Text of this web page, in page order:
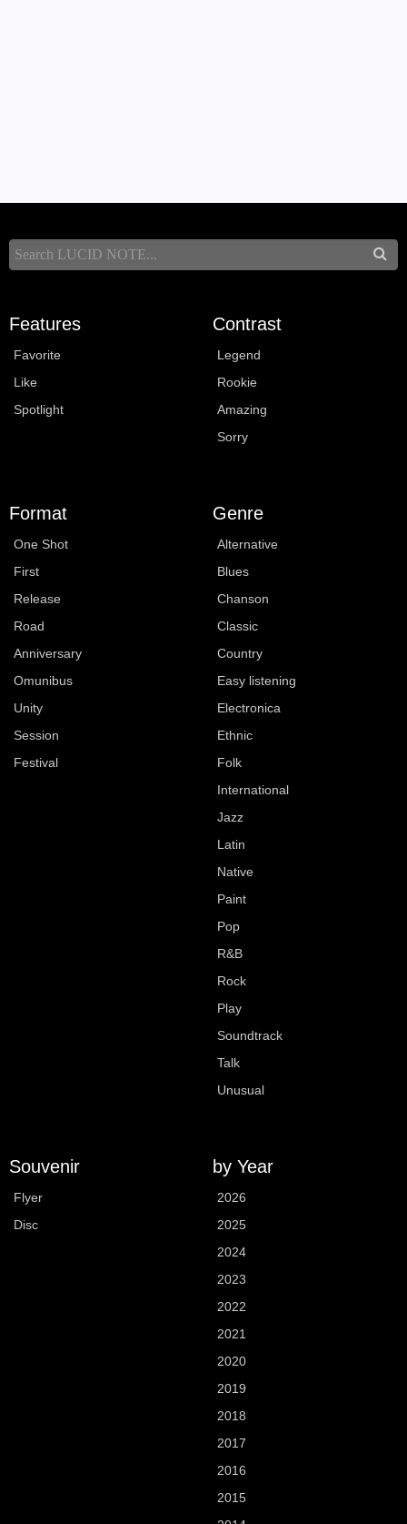
Features
Favorite
Like
Spotlight
Contrast
Legend
Rookie
Amazing
Sorry
Format
One Shot
First
Release
Road
Anniversary
Omunibus
Unity
Session
Festival
Genre
Alternative
Blues
Chanson
Classic
Country
Easy listening
Electronica
Ethnic
Folk
International
Jazz
Latin
Native
Paint
Pop
R&B
Rock
Play
Soundtrack
Talk
Unusual
Souvenir
Flyer
Disc
by Year
2026
2025
2024
2023
2022
2021
2020
2019
2018
2017
2016
2015